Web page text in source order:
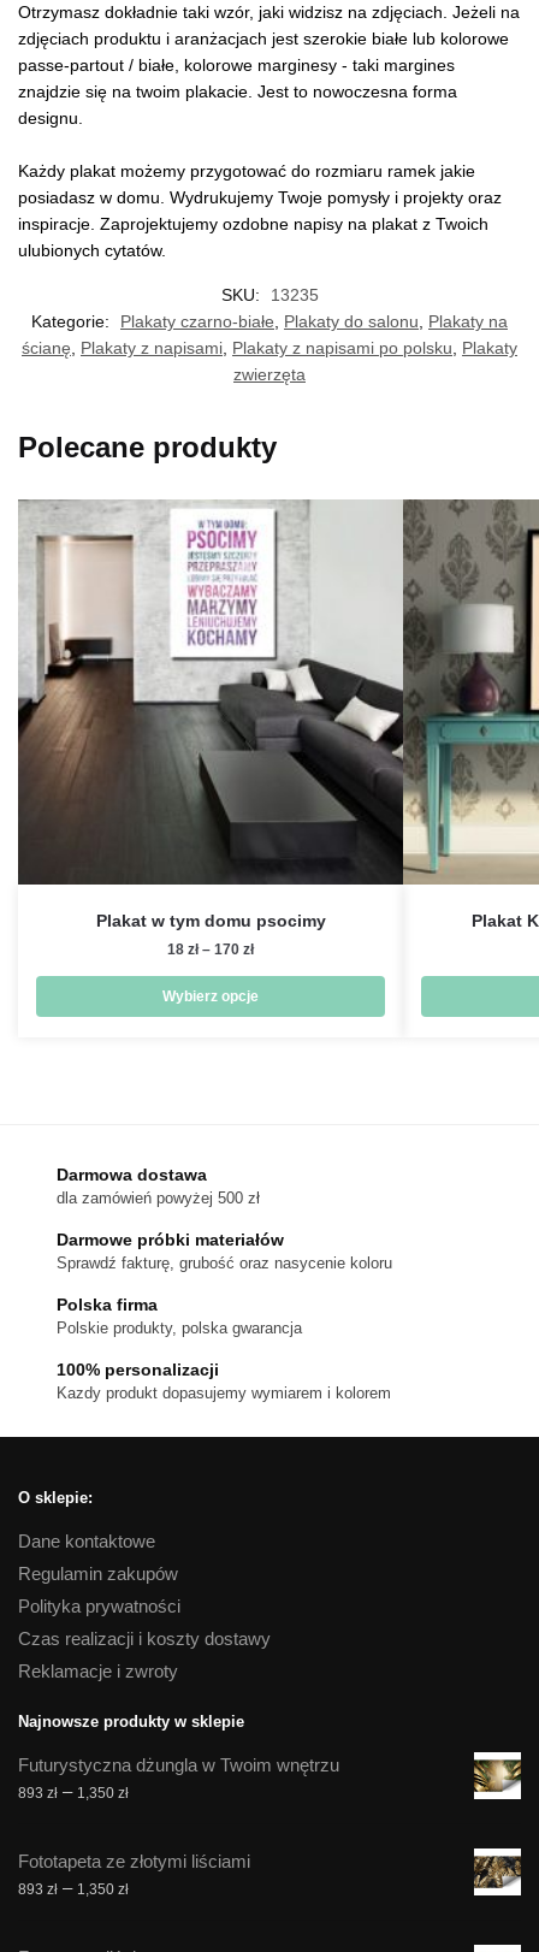
Otrzymasz dokładnie taki wzór, jaki widzisz na zdjęciach. Jeżeli na
zdjęciach produktu i aranżacjach jest szerokie białe lub kolorowe
passe-partout / białe, kolorowe marginesy - taki margines
znajdzie się na twoim plakacie. Jest to nowoczesna forma
designu.
Każdy plakat możemy przygotować do rozmiaru ramek jakie
posiadasz w domu. Wydrukujemy Twoje pomysły i projekty oraz
inspiracje. Zaprojektujemy ozdobne napisy na plakat z Twoich
ulubionych cytatów.
SKU:
13235
Kategorie:
Plakaty czarno-białe Plakaty do salonu
Plakaty na
ścianę
Plakaty z napisami Plakaty z napisami po polsku
Plakaty
zwierzęta
Polecane produkty
Plakat w tym domu psocimy
18 zł – 170 złZakres
od
18 zł
Wybierz opcje
można
wybrać
na
produktu
Plakat
Darmowa dostawa
dla zamówień powyżej 500 zł
Darmowe próbki materiałów
Sprawdź fakturę, grubość oraz nasycenie koloru
Polska firma
Polskie produkty, polska gwarancja
100% personalizacji
Kazdy produkt dopasujemy wymiarem i kolorem
O sklepie:
Dane kontaktowe
Regulamin zakupów
Polityka prywatności
Czas realizacji i koszty dostawy
Reklamacje i zwroty
Najnowsze produkty w sklepie
Futurystyczna dżungla w Twoim wnętrzu
893 zł – 1,350 złZakres
893 zł
do
Fototapeta ze złotymi liściami
893 zł – 1,350 złZakres